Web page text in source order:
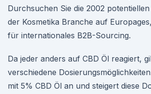
Durchsuchen Sie die 2002
der Kosmetika Branche auf
für internationales B2B-Sourcing.
Da jeder anders auf CBD Öl reagiert,
verschiedene
mit 5% CBD Öl an und steigert diese